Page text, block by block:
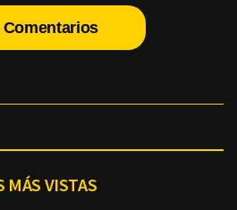
Comentarios
MÁS VISTAS